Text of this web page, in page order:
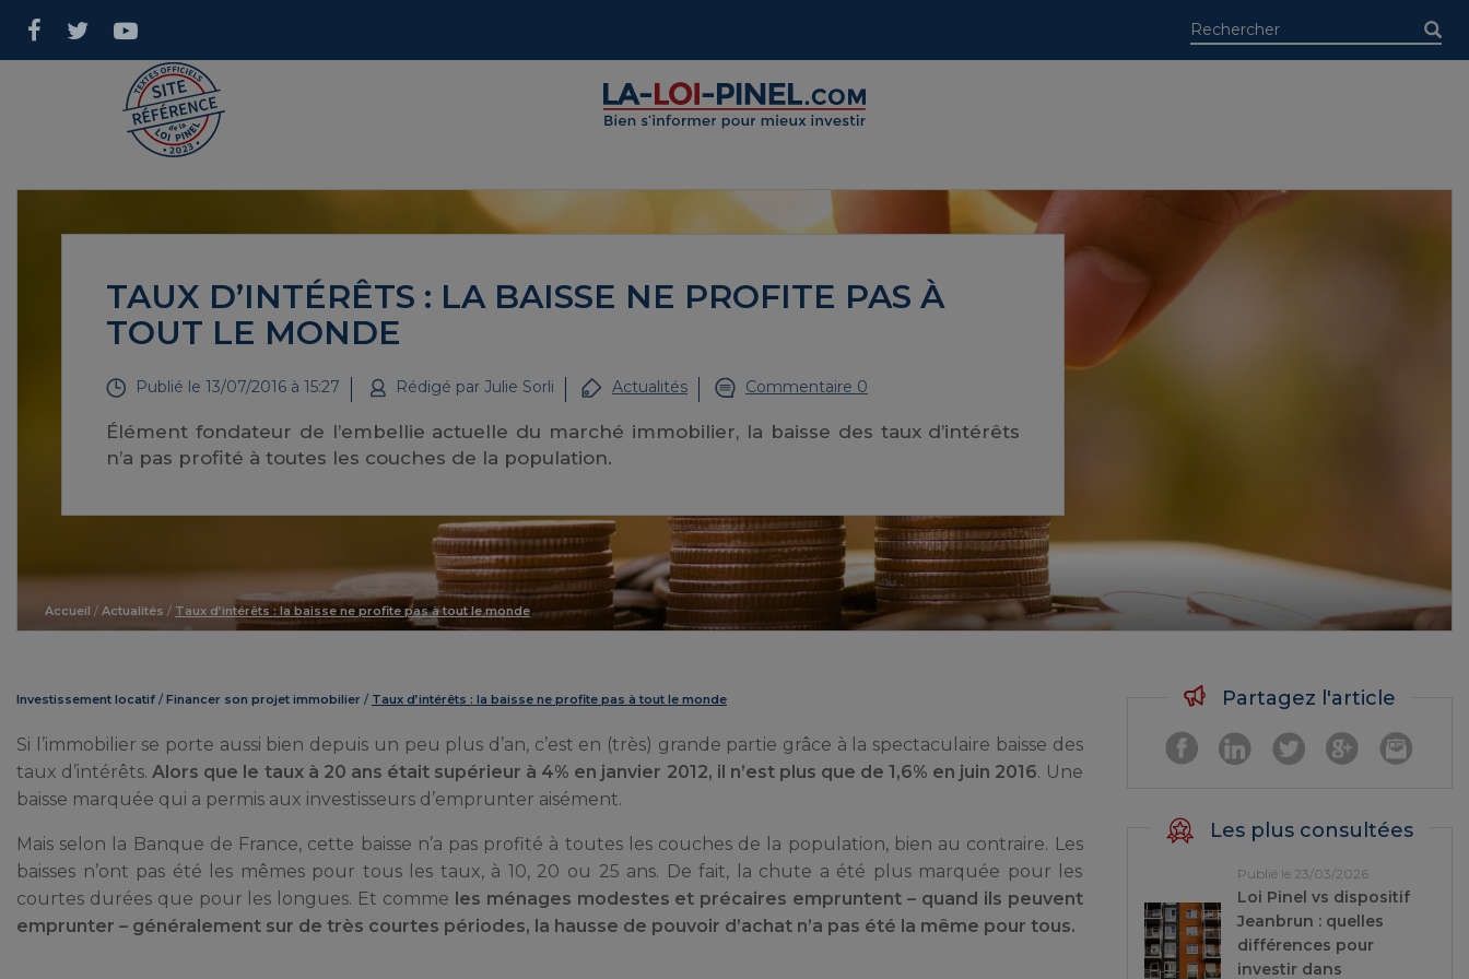
TAUX D’INTÉRÊTS : LA BAISSE NE PROFITE PAS À
TOUT LE MONDE
Publié le 13/07/2016 à 15:27 Rédigé par Julie Sorli Actualités Commentaire 0
Élément fondateur de l’embellie actuelle du marché immobilier, la baisse des taux d’intérêts
n’a pas profité à toutes les couches de la population.
Accueil / Actualités / Taux d’intérêts : la baisse ne profite pas à tout le monde
Investissement locatif Financer son projet immobilier Taux d’intérêts : la baisse ne profite pas à tout le monde
Si l’immobilier se porte aussi bien depuis un peu plus d’an, c’est en (très) grande partie grâce à la spectaculaire baisse des
taux d’intérêts.Alors que le taux à 20 ans était supérieur à 4% en janvier 2012, il n’est plus que de 1,6% en juin 2016. Une
baisse marquée qui a permis aux investisseurs d’emprunter aisément.
Mais selon la Banque de France, cette baisse n’a pas profité à toutes les couches de la population, bien au contraire. Les
baisses n’ont pas été les mêmes pour tous les taux, à 10, 20 ou 25 ans. De fait, la chute a été plus marquée pour les
courtes durées que pour les longues. Et comme les ménages modestes et précaires empruntent – quand ils peuvent
emprunter – généralement sur de très courtes périodes, la hausse de pouvoir d’achat n’a pas été la même pour tous.
Partagez l'article
Les plus consultées
Publié le 23/03/2026
Loi Pinel vs dispositif
Jeanbrun : quelles
différences pour
investir dans